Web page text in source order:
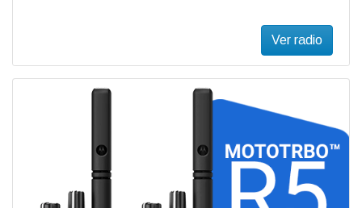
Ver radio